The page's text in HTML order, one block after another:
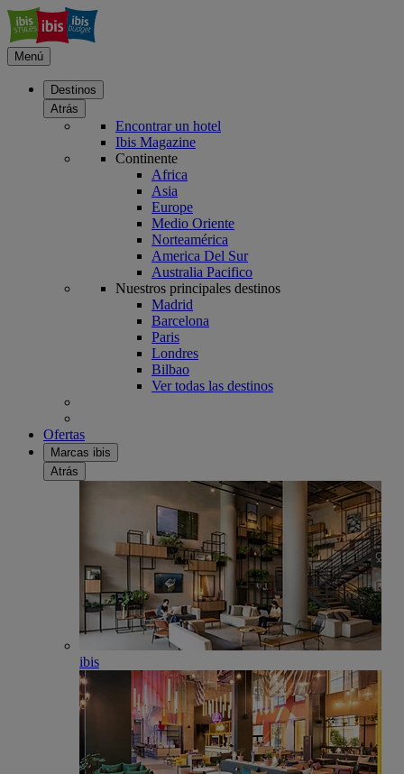
Menú
Destinos
Atrás
Encontrar un hotel
Ibis Magazine
Continente
Africa
Asia
Europe
Medio Oriente
Norteamérica
America Del Sur
Australia Pacifico
Nuestros principales destinos
Madrid
Barcelona
Paris
Londres
Bilbao
Ver todas las destinos
Ofertas
Marcas ibis
Atrás
ibis